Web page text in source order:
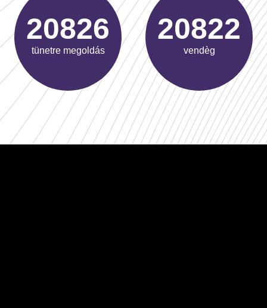
26921
tünetre megoldás
26916
vendèg